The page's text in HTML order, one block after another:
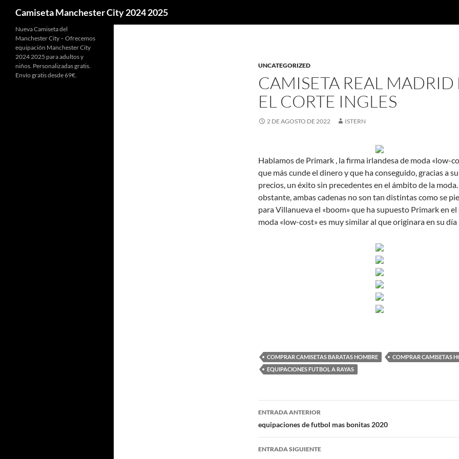
Camiseta Manchester City 2024 2025
UNCATEGORIZED
CAMISETA REAL
EL CORTE INGLES
2 DE AGOSTO DE 2022 ISTERN
Hablamos de Primark , la firma irlandesa de moda «low-
que más cunde el dinero y que ha conseguido, gracias a
precios, un éxito sin precedentes en el ámbito de la
obstante, ambas cadenas no son tan distintas como se
para Villanueva el «boom» que ha supuesto Primark en
moda «low-cost» es muy similar al que originara en su
COMPRAR CAMISETAS BARATAS HOMBRE
COMPRAR CAMISETAS
EQUIPACIONES FUTBOL A RAYAS
Navegación
de
entradas
ENTRADA ANTERIOR
equipaciones de futbol mas bonitas 2020
ENTRADA SIGUIENTE
Nueva Camiseta del
Manchester City – Ofrecemos
equipación Manchester City
2024 2025 para adultos y
niños. Personalizadas gratis.
Envío gratis desde 69€.